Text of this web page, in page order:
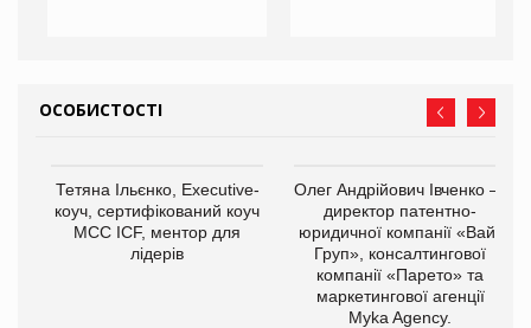
ОСОБИСТОСТІ
Тетяна Ільєнко, Executive-
коуч, сертифікований коуч
МСС ICF, ментор для
лідерів
Олег Андрійович Івченко —
директор патентно-
юридичної компанії «Вайз
Груп», консалтингової
компанії «Парето» та
маркетингової агенції
Myka Agency.